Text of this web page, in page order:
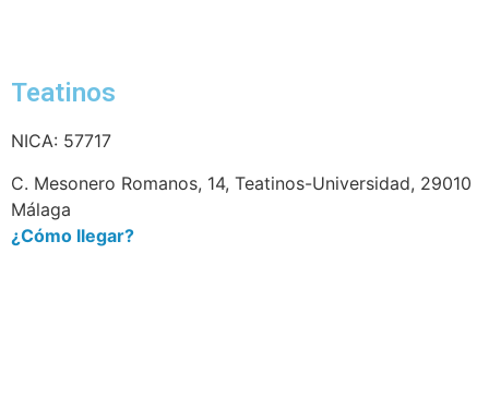
Teatinos
NICA: 57717
C. Mesonero Romanos, 14, Teatinos-Universidad, 29010
Málaga
¿Cómo llegar?